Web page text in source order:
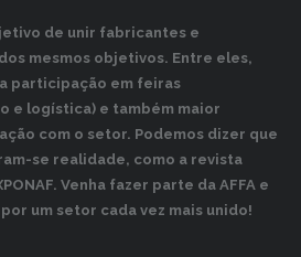
de unir fabricantes e
mesmos objetivos. Entre eles,
participação em feiras
e logística) e também maior
com o setor. Podemos dizer que
se realidade, como a revista
Venha fazer parte da AFFA e
um setor cada vez mais unido!